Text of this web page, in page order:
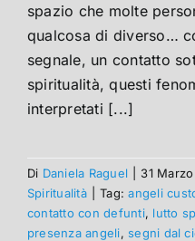
spazio che molte
qualcosa di diverso…
segnale, un contatto
spiritualità, questi
interpretati [...]
Di Daniela Raguel 31
Spiritualità
Tag:angeli
contatto con defunti, lutto
presenza angeli,segni dal